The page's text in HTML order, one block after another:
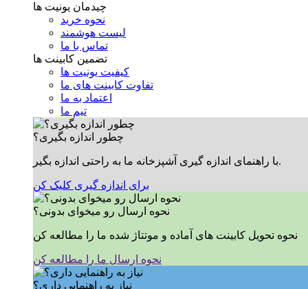
چیدمان یونیت ها
نحوه خرید
لیست هوشمند
تماس با ما
تضمین کابینت ها
کیفیت یونیت ها
تفاوت کابینت های ما
اعتماد به ما
تیم ما
چطور اندازه بگیری؟
با راهنمای اندازه گیری آشپزخانه ما به راحتی اندازه بگیر.
برای اندازه گیری کلیک کن
نحوه ارسال رو میخوای بدونی؟
نحوه تحویل کابینت های آماده و موتتاژ شده ما را مطالعه کن
نحوه ارسال ما را مطالعه کن
نیاز به راهنمایی داری؟